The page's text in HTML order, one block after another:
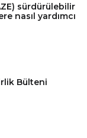
sürdürülebilir
nasıl yardımcı
Bülteni